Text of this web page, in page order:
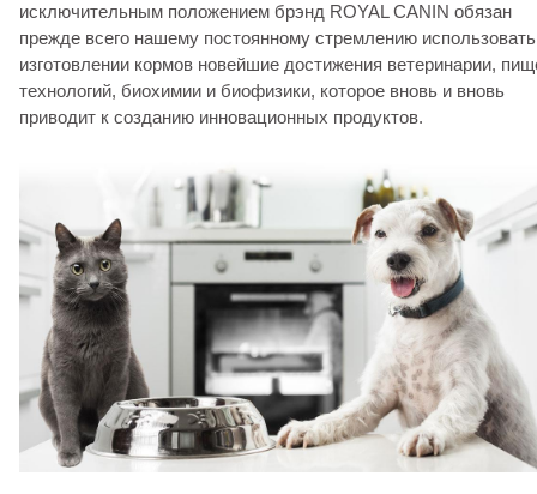
исключительным положением брэнд ROYAL CANIN обязан
прежде всего нашему постоянному стремлению
изготовлении кормов новейшие достижения ветеринарии,
технологий, биохимии и биофизики, которое вновь и вновь
приводит к созданию инновационных продуктов.